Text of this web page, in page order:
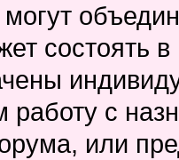
состоять
работу с
или